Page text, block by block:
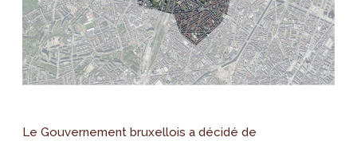
Le Gouvernement bruxellois a décidé de